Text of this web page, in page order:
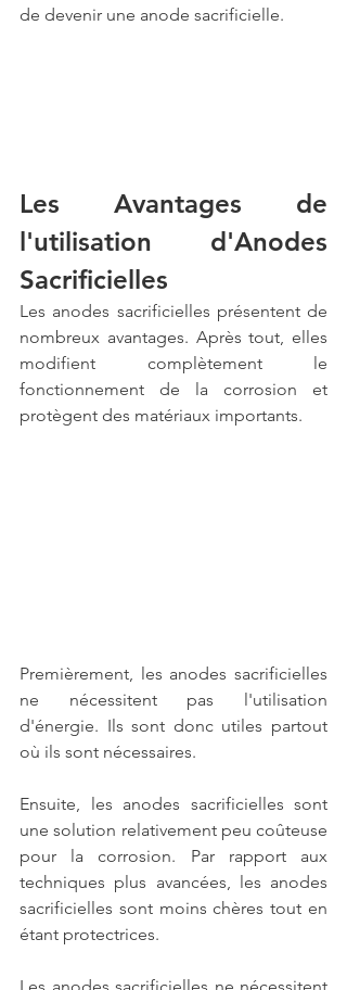
de devenir une anode sacrificielle.
Les Avantages de
l'utilisation d'Anodes
Sacrificielles
Les anodes sacrificielles présentent de
nombreux avantages. Après tout, elles
modifient complètement le
fonctionnement de la corrosion et
protègent des matériaux importants.
Premièrement, les anodes sacrificielles
ne nécessitent pas l'utilisation
d'énergie. Ils sont donc utiles partout
où ils sont nécessaires.
Ensuite, les anodes sacrificielles sont
une solution relativement peu coûteuse
pour la corrosion. Par rapport aux
techniques plus avancées, les anodes
sacrificielles sont moins chères tout en
étant protectrices.